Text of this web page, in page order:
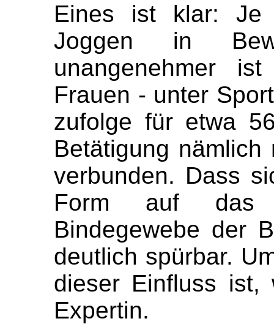
Eines ist klar: Je
Joggen in
unangenehmer
Frauen - unter
zufolge für etwa
Betätigung
verbunden. Dass
Form auf das
Bindegewebe der
deutlich spürbar.
dieser Einfluss
Expertin.